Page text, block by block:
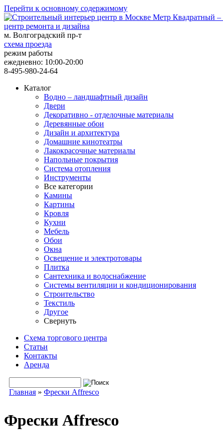
Перейти к основному содержимому
центр ремонта и дизайна
м. Волгоградский пр-т
схема проезда
режим работы
ежедневно: 10:00-20:00
8-495-980-24-64
Каталог
Водно – ландшафтный дизайн
Двери
Декоративно - отделочные материалы
Деревянные обои
Дизайн и архитектура
Домашние кинотеатры
Лакокрасочные материалы
Напольные покрытия
Система отопления
Инструменты
Все категории
Камины
Картины
Кровля
Кухни
Мебель
Обои
Окна
Освещение и электротовары
Плитка
Сантехника и водоснабжение
Системы вентиляции и кондиционирования
Строительство
Текстиль
Другое
Свернуть
Схема торгового центра
Статьи
Контакты
Аренда
Форма поиска
Главная » Фрески Affresco
Фрески Affresco